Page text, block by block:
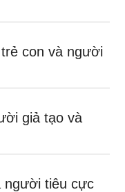
con và người
giả tạo và
người tiêu cực